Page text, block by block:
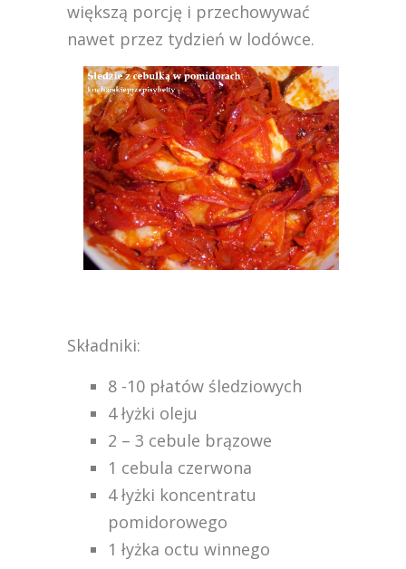
większą porcję i przechowywać
nawet przez tydzień w lodówce.
Składniki:
8 -10 płatów śledziowych
4 łyżki oleju
2 – 3 cebule brązowe
1 cebula czerwona
4 łyżki koncentratu
pomidorowego
1 łyżka octu winnego